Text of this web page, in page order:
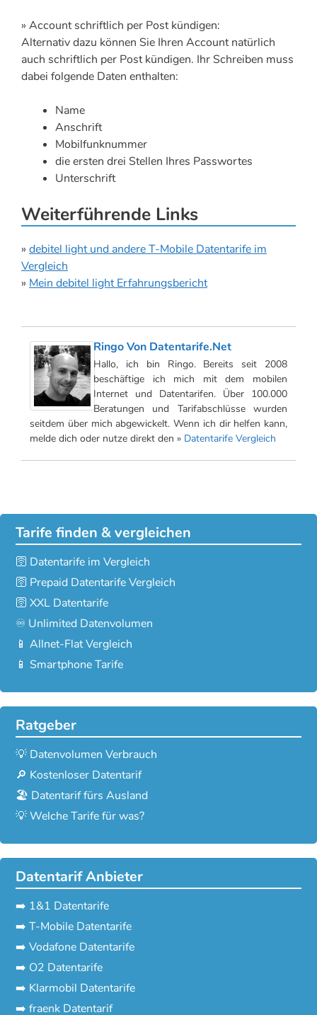
» Account schriftlich per Post kündigen:
Alternativ dazu können Sie Ihren Account natürlich
auch schriftlich per Post kündigen. Ihr Schreiben muss
dabei folgende Daten enthalten:
Name
Anschrift
Mobilfunknummer
die ersten drei Stellen Ihres Passwortes
Unterschrift
Weiterführende Links
» debitel light und andere T-Mobile Datentarife im
Vergleich
» Mein debitel light Erfahrungsbericht
Ringo Von Datentarife.net
Hallo, ich bin Ringo. Bereits seit 2008
beschäftige ich mich mit dem mobilen
Internet und Datentarifen. Über 100.000
Beratungen und Tarifabschlüsse wurden
seitdem über mich abgewickelt. Wenn ich dir helfen kann,
melde dich oder nutze direkt den » Datentarife Vergleich
Tarife finden & vergleichen
🛜 Datentarife im Vergleich
🛜 Prepaid Datentarife Vergleich
🛜 XXL Datentarife
♾️ Unlimited Datenvolumen
📱 Allnet-Flat Vergleich
📱 Smartphone Tarife
Ratgeber
💡 Datenvolumen Verbrauch
🔎 Kostenloser Datentarif
🏖️ Datentarif fürs Ausland
💡 Welche Tarife für was?
Datentarif Anbieter
➡️ 1&1 Datentarife
➡️ T-Mobile Datentarife
➡️ Vodafone Datentarife
➡️ O2 Datentarife
➡️ Klarmobil Datentarife
➡️ fraenk Datentarif